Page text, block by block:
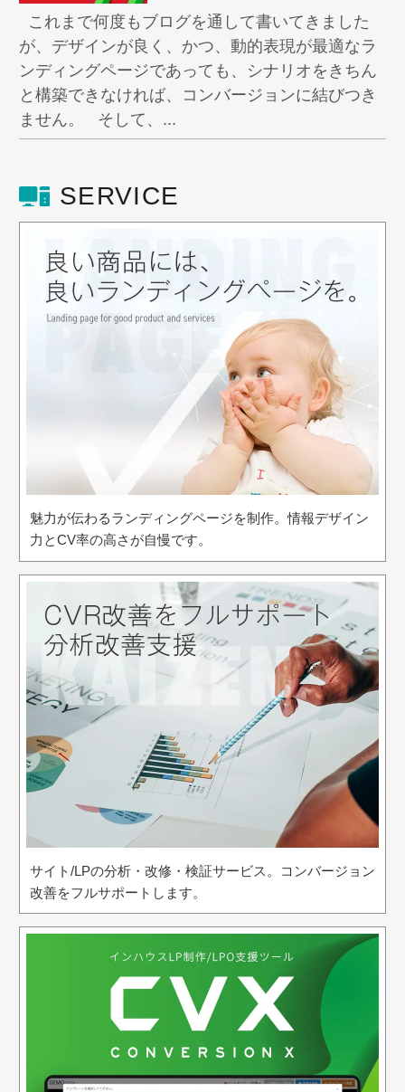
これまで何度もブログを通して書いてきました
が、デザインが良く、かつ、動的表現が最適なラ
ンディングページであっても、シナリオをきちん
と構築できなければ、コンバージョンに結びつき
ません。 そして、...
SERVICE
魅力が伝わるランディングページを制作。情報デザイン
力とCV率の高さが自慢です。
サイト/LPの分析・改修・検証サービス。コンバージョン
改善をフルサポートします。